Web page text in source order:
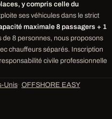
y compris celle du
ses véhicules dans le strict
maximale 8 passagers + 1
de 8 personnes, nous proposons
chauffeurs séparés. Inscription
civile professionnelle
Unis· OFFSHORE EASY